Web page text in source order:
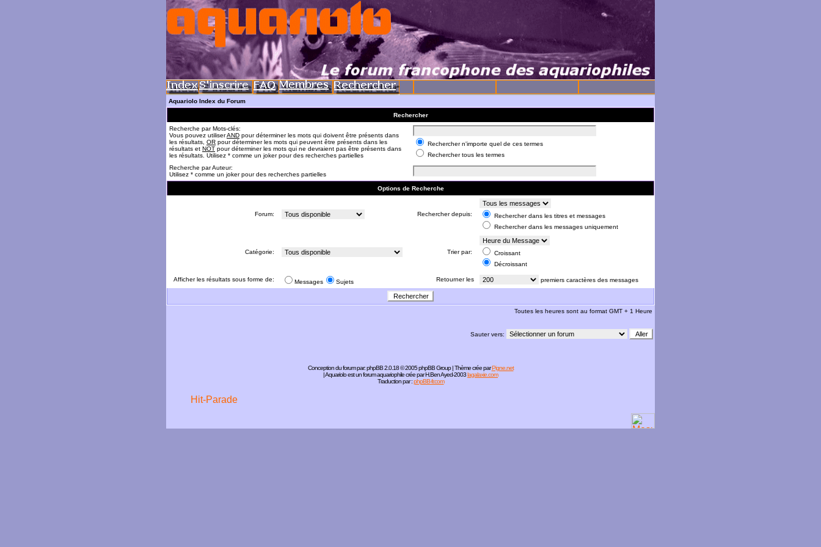
Aquariolo Index du Forum
Rechercher
Recherche par Mots-clés:
Vous pouvez utiliserAND pour déterminer les mots qui doivent être présents dans
les résultats, OR pour déterminer les mots qui peuvent être présents dans les
résultats et NOT pour déterminer les mots qui ne devraient pas être présents dans
les résultats. Utilisez * comme un joker pour des recherches partielles
Rechercher n'importe quel de ces termes
Rechercher tous les termes
Recherche par Auteur:
Utilisez * comme un joker pour des recherches partielles
Options de Recherche
Forum: Rechercher depuis:
Rechercher dans les titres et messages
Rechercher dans les messages uniquement
Catégorie: Trier par:
Croissant
Décroissant
Afficher les résultats sous forme de: Messages Sujets Retourner les premiers caractères des messages
Toutes les heures sont au format GMT + 1 Heure
Sauter vers:
Conception du forum par:phpBB2.0.18 © 2005 phpBB Group | Thème crée parPigne.net
| Aquariolo est un forum aquariophile crée par H.Ben Ayed-2003lagalaxie.com
Traduction par :phpBB-fr.com